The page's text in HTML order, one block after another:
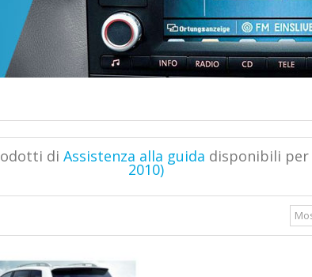
di Assistenza alla guida disponibili per
2010)